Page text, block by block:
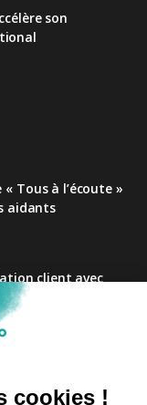
son
Tous à l’écoute »
aidants
client avec
axée sur la